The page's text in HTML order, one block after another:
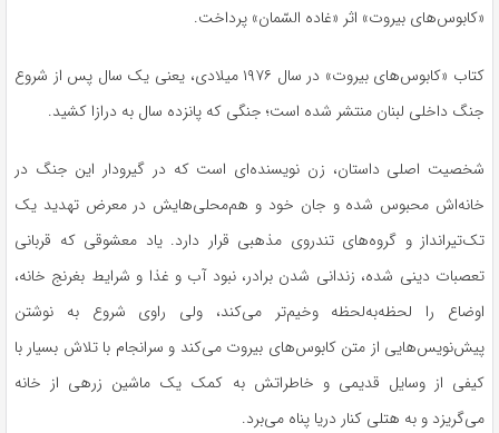
«کابوس‌های بیروت» اثر «غاده السّمان» پرداخت.
کتاب «کابوس‌های بیروت» در سال ۱۹۷۶ میلادی، یعنی یک سال پس از شروع
جنگ داخلی لبنان منتشر شده است؛ جنگی که پانزده سال به درازا کشید.
شخصیت اصلی داستان، زن نویسنده‌ای است که در گیرودار این جنگ در
خانه‌اش محبوس شده و جان خود و هم‌محلی‌هایش در معرض تهدید یک
تک‌تیرانداز و گروه‌های تندروی مذهبی قرار دارد. یاد معشوقی که قربانی
تعصبات دینی شده، زندانی شدن برادر، نبود آب و غذا و شرایط بغرنج خانه،
اوضاع را لحظه‌به‌لحظه وخیم‌تر می‌کند، ولی راوی شروع به نوشتن
پیش‌نویس‌هایی از متن کابوس‌های بیروت می‌کند و سرانجام با تلاش بسیار با
کیفی از وسایل قدیمی و خاطراتش به کمک یک ماشین زرهی از خانه
می‌گریزد و به هتلی کنار دریا پناه می‌برد.